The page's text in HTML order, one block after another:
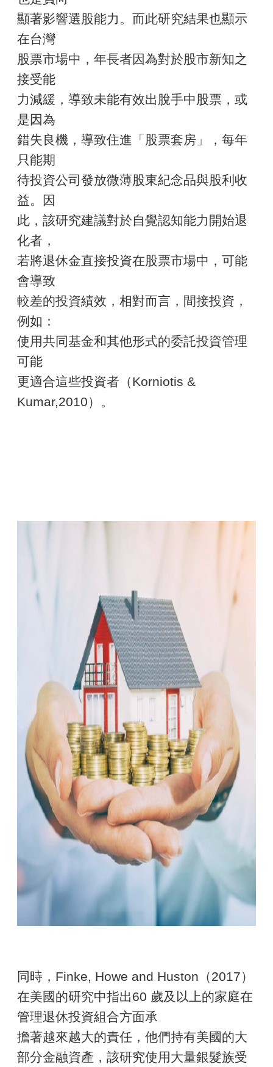
顯著影響選股能力。而此研究結果也顯示
在台灣
股票市場中，年長者因為對於股市新知之
接受能
力減緩，導致未能有效出脫手中股票，或
是因為
錯失良機，導致住進「股票套房」，每年
只能期
待投資公司發放微薄股東紀念品與股利收
益。因
此，該研究建議對於自覺認知能力開始退
化者，
若將退休金直接投資在股票市場中，可能
會導致
較差的投資績效，相對而言，間接投資，
例如：
使用共同基金和其他形式的委託投資管理
可能
更適合這些投資者（Korniotis &
Kumar,2010）。
同時，Finke, Howe and Huston（2017）
在美國的研究中指出60 歲及以上的家庭在
管理退休投資組合方面承
擔著越來越大的責任，他們持有美國的大
部分金融資產，該研究使用大量銀髮族受